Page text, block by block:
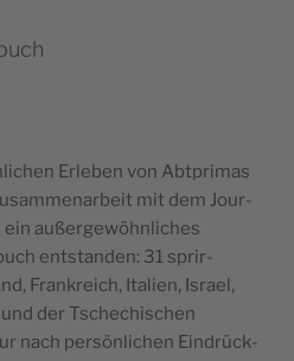
Erleben von Abt­pri­mas
mit dem Jour­
außergewöhn­lich­es
ent­standen: 31 sprir­
Frankre­ich, Ital­ien, Israel,
der Tschechis­chen
nach per­sön­lichen Ein­drück­